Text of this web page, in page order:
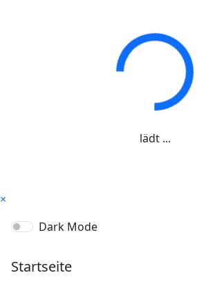
lädt ...
×
Dark Mode
Startseite